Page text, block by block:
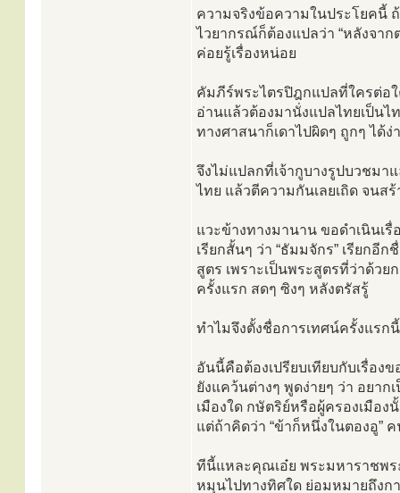
ความจริงข้อความในประโยคนี้
ไวยากรณ์ก็ต้องแปลว่า “หลังจาก
ค่อยรู้เรื่องหน่อย
คัมภีร์พระไตรปิฎกแปลที่ใครต่อ
อ่านแล้วต้องมานั่งแปลไทยเป็น
ทางศาสนาก็เดาไปผิดๆ ถูกๆ ได้ง่
จึงไม่แปลกที่เจ้ากูบางรูปบวชมา
ไทย แล้วตีความกันเลยเถิด จนส
แวะข้างทางมานาน ขอดำเนินเ
เรียกสั้นๆ ว่า “ธัมมจักร” เรียกอี
สูตร เพราะเป็นพระสูตรที่ว่าด้วย
ครั้งแรก สดๆ ซิงๆ หลังตรัสรู้
ทำไมจึงตั้งชื่อการเทศน์ครั้งแรก
อันนี้คือต้องเปรียบเทียบกับเรื่อง
ยังแคว้นต่างๆ พูดง่ายๆ ว่า อยา
เมืองใด กษัตริย์หรือผู้ครองเมือง
แต่ถ้าคิดว่า “ข้าก็หนึ่งในตองอู”
ทีนี้แหละคุณเอ๋ย พระมหาราชพร
หมุนไปทางทิศใด ย่อมหมายถึงก